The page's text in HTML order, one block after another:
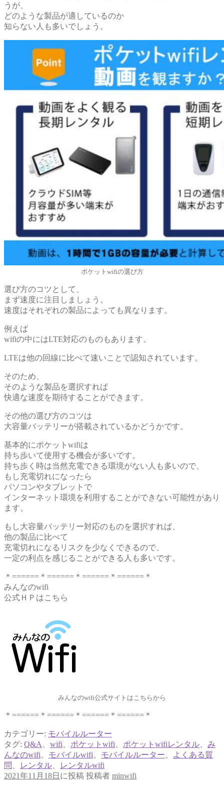
うが、
どのような製品が適しているのか
知らない人も多いでしょう。
ポケットwifiの選び方
選び方のコツとして、
まず速度に注目しましょう。
速度はそれぞれの製品によっても異なります。
例えば
wifiの中にはLTE対応のものもあります。
LTEは他の回線に比べて速いことで認知されています。
そのため、
そのような製品を選択すれば
快適な速度を期待することができます。
その他の選び方のコツは
大容量バッテリーが搭載されているかどうかです。
基本的にポケットwifiは
持ち歩いて使用する機会が多いです。
持ち歩く時は当然充電できる環境がない人も多いので、
もし充電切れになったら
パソコンやタブレットで
インターネット環境を利用することができない可能性があり
ます。
もし大容量バッテリー対応のものを選択すれば、
他の製品に比べて
充電切れになるリスクを少なくできるので、
一定の利点を感じることができる人も多いです。
＊======＊======＊======＊======＊
みんなのwifi
公式ＨＰはこちら
みんなのwifi公式サイトはこちらから
＊======＊======＊======＊======＊
カテゴリー: モバイルルーター
タグ: Q&A wifi ポケットwifi ポケットwifiレンタル
み
んなのwifi
モバイルwifi モバイルルーター
よくある質
問
レンタル
レンタルwifi
2021年11月18日 に投稿 投稿者 minwifi